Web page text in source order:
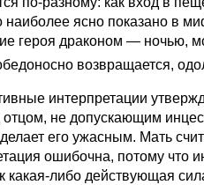
наиболее ясно показано в
героя драконом — ночью,
возвращается,
интерпретации
отцом, не допускающим
его ужасным. Мать
ошибочна, потому что
какая-либо действующая